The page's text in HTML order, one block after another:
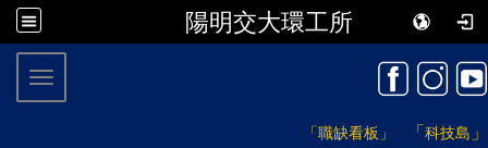
陽明交大環工所
「職缺看板」 「科技島 」
Toggle navigation